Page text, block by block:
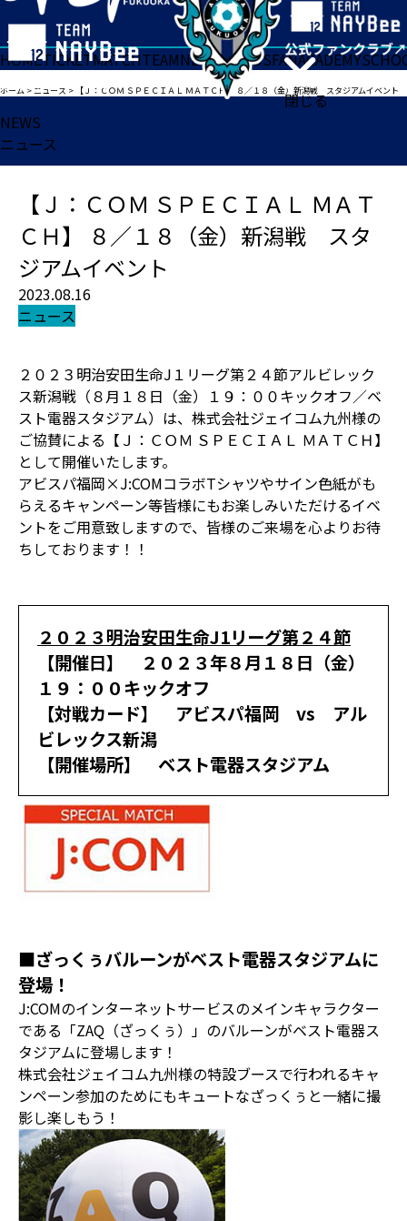
閉じる
HOMETICKETMATCHTEAMNEWSGOODSFANACADEMY
ホーム >ニュース > 【Ｊ：ＣＯＭ ＳＰＥＣＩＡＬ ＭＡＴＣＨ】 ８／１８（金）新潟戦 スタジアムイベント
NEWS
ニュース
【Ｊ：ＣＯＭ ＳＰＥＣＩＡＬ ＭＡＴ
ＣＨ】 ８／１８（金）新潟戦 スタ
ジアムイベント
2023.08.16
ニュース
２０２３明治安田生命J１リーグ第２４節アルビレック
ス新潟戦（８月１８日（金）１９：００キックオフ／ベ
スト電器スタジアム）は、株式会社ジェイコム九州様の
ご協賛による【Ｊ：ＣＯＭ ＳＰＥＣＩＡＬ ＭＡＴＣＨ】
として開催いたします。
アビスパ福岡×J:COMコラボTシャツやサイン色紙がも
らえるキャンペーン等皆様にもお楽しみいただけるイベ
ントをご用意致しますので、皆様のご来場を心よりお待
ちしております！！
２０２３明治安田生命J1リーグ第２４節
【開催日】 ２０２３年８月１８日（金）
１９：００キックオフ
【対戦カード】 アビスパ福岡 vs アル
ビレックス新潟
【開催場所】 ベスト電器スタジアム
■ざっくぅバルーンがベスト電器スタジアムに
登場！
J:COMのインターネットサービスのメインキャラクター
である「ZAQ（ざっくぅ）」のバルーンがベスト電器ス
タジアムに登場します！
株式会社ジェイコム九州様の特設ブースで行われるキャ
ンペーン参加のためにもキュートなざっくぅと一緒に撮
影し楽しもう！